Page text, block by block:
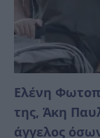
Ελένη
της, Άκη
άγγελος